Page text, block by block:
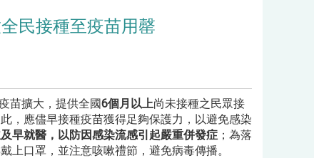
民接種至疫苗用罄
苗擴大，提供全國6個月以上尚未接種之民眾接
，應儘早接種疫苗獲得足夠保護力，以避免感染
早就醫，以防因感染流感引起嚴重併發症；為落
上口罩，並注意咳嗽禮節，避免病毒傳播。